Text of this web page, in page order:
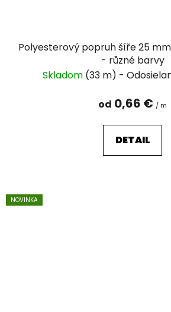
Polyesterový popruh šíře 25
- různé barvy
Skladom (33 m)
od 0,66 € / m
DETAIL
NOVINKA